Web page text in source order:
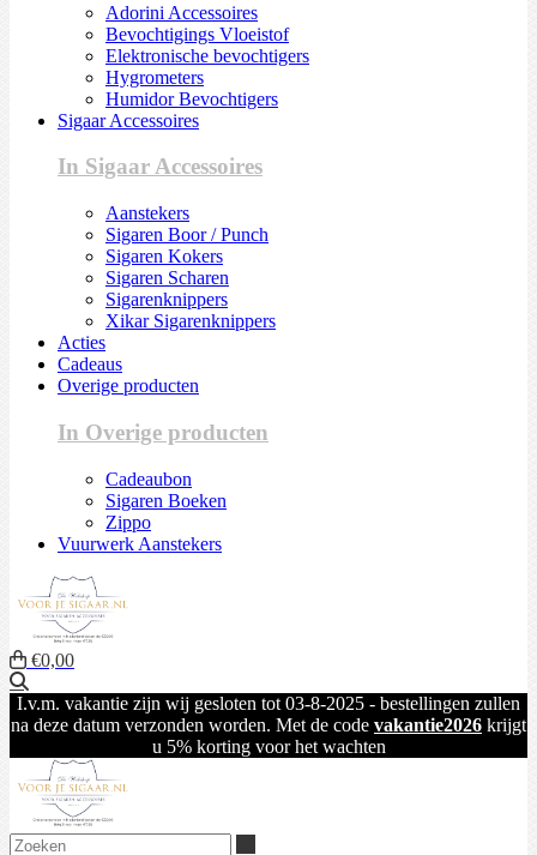
Adorini Accessoires
Bevochtigings Vloeistof
Elektronische bevochtigers
Hygrometers
Humidor Bevochtigers
Sigaar Accessoires
In Sigaar Accessoires
Aanstekers
Sigaren Boor / Punch
Sigaren Kokers
Sigaren Scharen
Sigarenknippers
Xikar Sigarenknippers
Acties
Cadeaus
Overige producten
In Overige producten
Cadeaubon
Sigaren Boeken
Zippo
Vuurwerk Aanstekers
€0,00
I.v.m. vakantie zijn wij gesloten tot 03-8-2025 - bestellingen zullen
na deze datum verzonden worden. Met de code vakantie2026 krijgt
u 5% korting voor het wachten